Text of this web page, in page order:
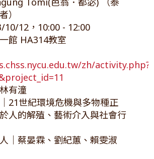
）
10/12，10:00 - 12:00
館 HA314教室
zh/activity.php?
有潼
21世紀環境危機與多物種正
人的解殖、藝術介入與社會行
｜蔡晏霖、劉紀蕙、賴雯淑